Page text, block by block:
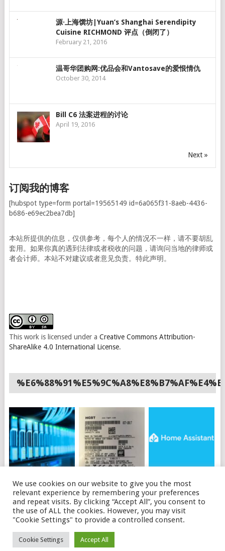
源·上海馔坊|Yuan’s Shanghai Serendipity
Cuisine RICHMOND 评点（倒闭了）
February 21, 2016
温哥华团购网:优品会和Vantosave的爱恨情仇
October 30, 2014
Bill C6 法案进程的讨论
April 19, 2016
Next »
订阅我的博客
[hubspot type=form portal=19565149 id=6a065f31-8aeb-4436-
b686-e69ec2bea7db]
本站所提供的信息，仅供参考，每个人的情况不一样，请不要胡乱
套用。如果你真的遇到法律或者税收的问题，请询问当地的律师或
者会计师。本站不对建议或者意见负责。特此声明。
This work is licensed under a Creative Commons Attribution-
ShareAlike 4.0 International License.
独立服务器
识别的可能原因及解决
办法
装HACS
THEME BYMYTHEMESHOP
We use cookies on our website to give you the most
relevant experience by remembering your preferences
and repeat visits. By clicking “Accept All”, you consent to
the use of ALL the cookies. However, you may visit
"Cookie Settings" to provide a controlled consent.
Cookie Settings Accept All